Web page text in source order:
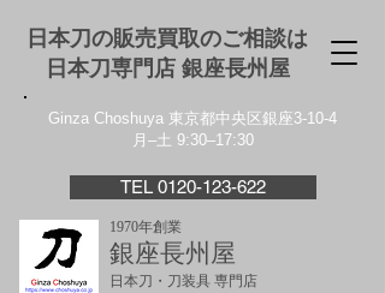
日本刀の販売買取のご相談は
日本刀専門店 銀座⻑州屋
Ginza Choshuya 東京都中央区銀座3-10-4
月–土 9:30–17:30
TEL 0120-123-622
1970年創業
銀座長州屋
日本刀・刀装具 専門店